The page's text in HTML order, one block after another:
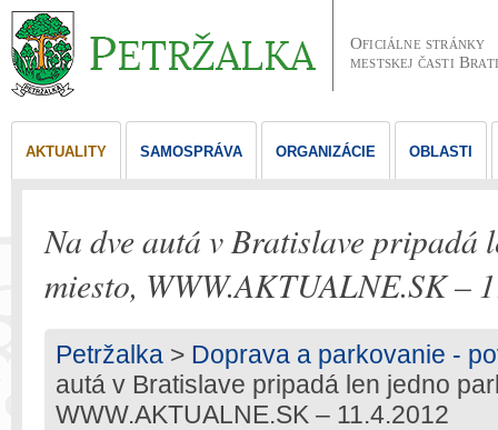
Oficiálne stránky
mestskej časti
AKTUALITY SAMOSPRÁVA ORGANIZÁCIE OBLASTI
Na dve autá v Bratislave pripadá
miesto, WWW.AKTUALNE.SK –
Petržalka > Doprava a parkovanie -
autá v Bratislave pripadá len jedno
WWW.AKTUALNE.SK – 11.4.2012